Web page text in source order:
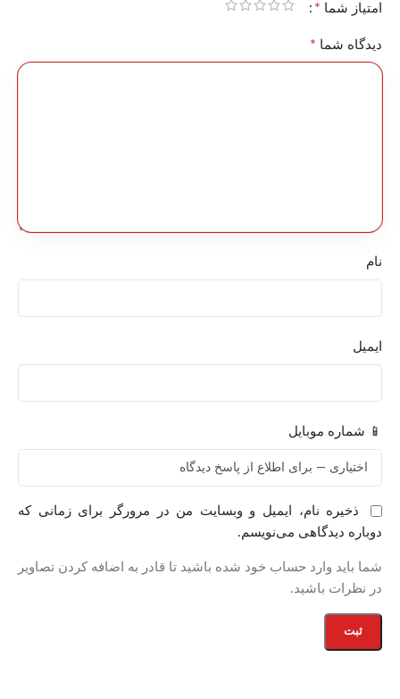
امتیاز شما *
دیدگاه شما *
نام
ایمیل
📱 شماره موبایل
ذخیره نام، ایمیل و وبسایت من در مرورگر برای زمانی که
دوباره دیدگاهی می‌نویسم.
شما باید وارد حساب خود شده باشید تا قادر به اضافه کردن تصاویر
در نظرات باشید.